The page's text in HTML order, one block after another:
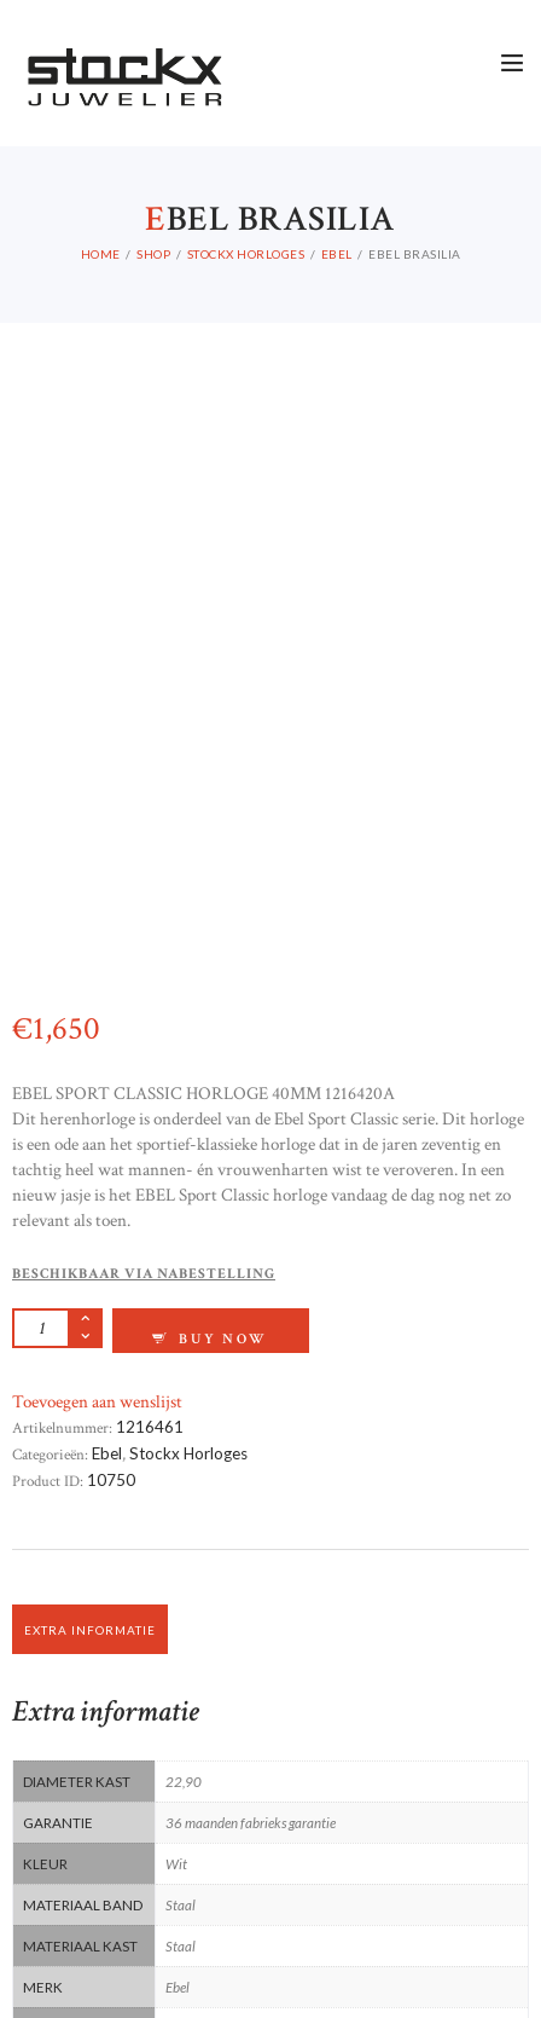
EBEL BRASILIA
HOME SHOP STOCKX HORLOGES EBEL EBEL BRASILIA
STOCKX HORLOGES
STOCKX SIERADEN
€1,650
EBEL SPORT CLASSIC HORLOGE 40MM 1216420A
Dit herenhorloge is onderdeel van de Ebel Sport Classic serie. Dit horloge
is een ode aan het sportief-klassieke horloge dat in de jaren zeventig en
tachtig heel wat mannen- én vrouwenharten wist te veroveren. In een
nieuw jasje is het EBEL Sport Classic horloge vandaag de dag nog net zo
relevant als toen.
BESCHIKBAAR VIA NABESTELLING
EBEL BRASILIA AANTAL
BUY NOW
Toevoegen aan wenslijst
Artikelnummer: 1216461
Categorieën: Ebel,Stockx Horloges
Product ID: 10750
EXTRA INFORMATIE
Extra informatie
DIAMETER KAST 22,90
GARANTIE 36 maanden fabrieks garantie
KLEUR Wit
MATERIAAL BAND Staal
MATERIAAL KAST Staal
MERK Ebel